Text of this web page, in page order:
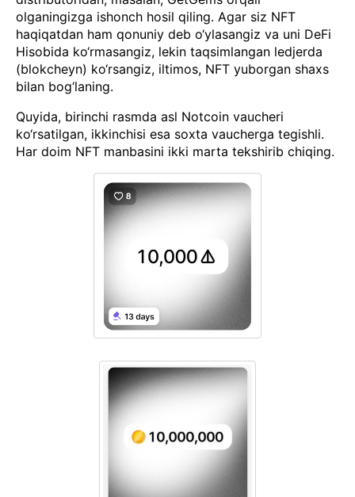
olganingizga ishonch hosil qiling. Agar siz NFT
haqiqatdan ham qonuniy deb o‘ylasangiz va uni DeFi
Hisobida ko‘rmasangiz, lekin taqsimlangan ledjerda
(blokcheyn) ko‘rsangiz, iltimos, NFT yuborgan shaxs
bilan bog‘laning.
Quyida, birinchi rasmda asl Notcoin vaucheri
ko‘rsatilgan, ikkinchisi esa soxta vaucherga tegishli.
Har doim NFT manbasini ikki marta tekshirib chiqing.